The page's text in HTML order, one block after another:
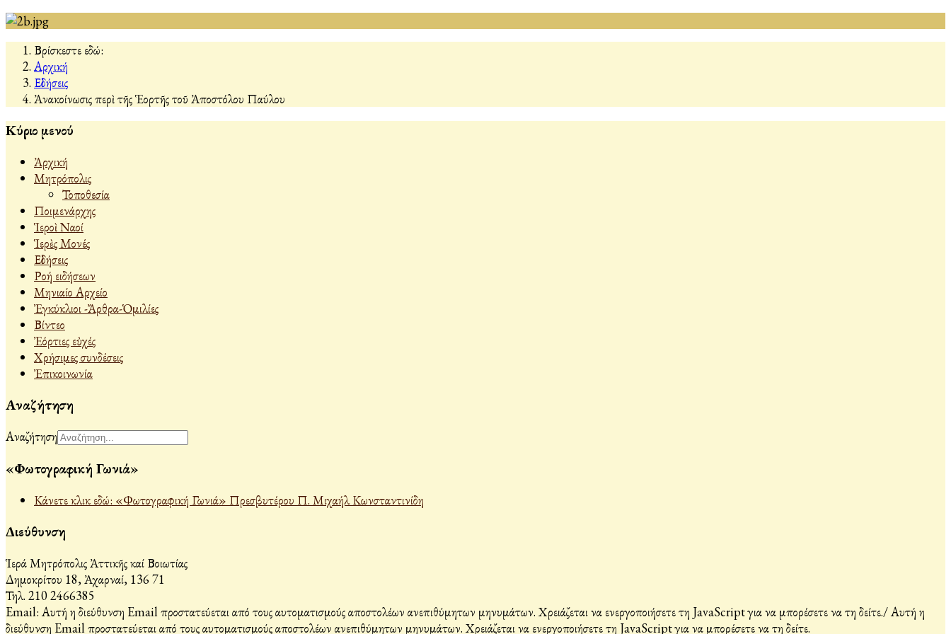
Βρίσκεστε εδώ:
Αρχική
Εἰδήσεις
Ἀνακοίνωσις περὶ τῆς Ἑορτῆς τοῦ Ἀποστόλου Παύλου
Κύριο μενού
Ἀρχική
Μητρόπολις
Τοποθεσία
Ποιμενάρχης
Ἱεροὶ Ναοί
Ἱερὲς Μονές
Εἰδήσεις
Ροή ειδήσεων
Μηνιαίο Αρχείο
Ἐγκύκλιοι -Ἄρθρα-Ὁμιλίες
Βίντεο
Ἐόρτιες εὐχές
Χρήσιμες συνδέσεις
Ἐπικοινωνία
Αναζήτηση
Αναζήτηση
«Φωτογραφική Γωνιά»
Κάνετε κλικ εδώ: «Φωτογραφική Γωνιά» Πρεσβυτέρου Π. Μιχαήλ Κωνσταντινίδη
Διεύθυνση
Ἱερά Μητρόπολις Ἀττικῆς καί Βοιωτίας
Δημοκρίτου 18, Ἀχαρναί, 136 71
Τηλ. 210 2466385
Email: Αυτή η διεύθυνση Email προστατεύεται από τους αυτοματισμούς αποστολέων ανεπιθύμητων μηνυμάτων. Χρειάζεται να ενεργοποιήσετε τη JavaScript για να μπορέσετε να τη δείτε./Αυτή η
διεύθυνση Email προστατεύεται από τους αυτοματισμούς αποστολέων ανεπιθύμητων μηνυμάτων. Χρειάζεται να ενεργοποιήσετε τη JavaScript για να μπορέσετε να τη δείτε.